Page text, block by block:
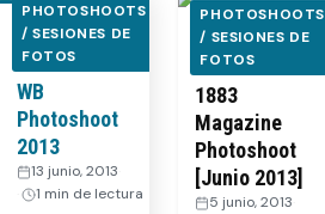
Videos
Webisodios
PHOTOSHOOTS
/ SESIONES DE
FOTOS
Elizabeth
Mitchell –
WB
Photoshoot
2013
13 junio, 2013
1 min de lectura
PHOTOSHOOTS
/ SESIONES DE
FOTOS
Sophie
Turner –
1883
Magazine
Photoshoot
[Junio 2013]
5 junio, 2013